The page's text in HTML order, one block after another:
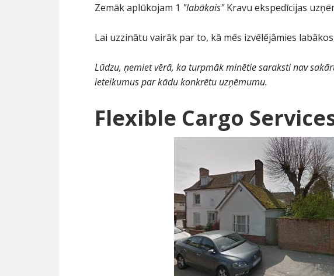
Zemāk aplūkojam 1 "labākais"Kravu ekspedīcijas
Lai uzzinātu vairāk par to, kā mēs izvēlējāmies
Lūdzu, ņemiet vērā, ka turpmāk minētie saraksti nav
ieteikumus par kādu konkrētu uzņēmumu.
Flexible Cargo